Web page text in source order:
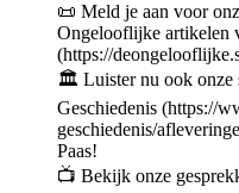
📜 Meld je aan voor
Ongelooflijke artikelen
(https://
🏛 Luister nu ook onze
Geschiedenis (https://
geschiedenis/
Paas!
📺 Bekijk onze